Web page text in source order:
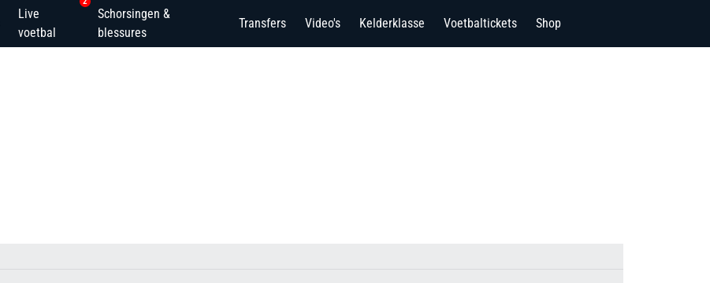
Live
voetbal
Schorsingen &
blessures
Transfers Video's Kelderklasse Voetbaltickets Shop